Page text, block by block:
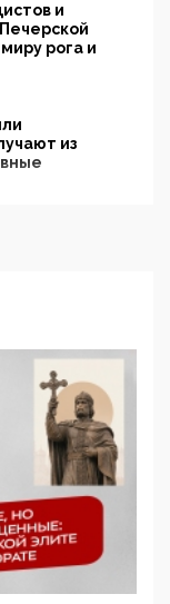
и
рога и
из
но
намерено
право
объекты от
с